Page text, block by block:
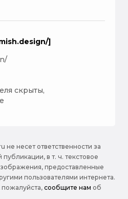
]
скрыты,
несет ответственности за
в т. ч. текстовое
предоставленные
пользователями интернета.
сообщите нам об